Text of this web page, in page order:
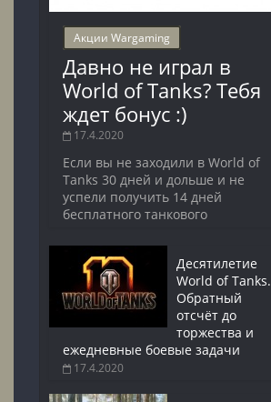
Акции Wargaming
Давно не играл в
World of Tanks? Тебя
ждет бонус :)
17.4.2020
Если вы не заходили в World of
Tanks 30 дней и дольше и не
успели получить 14 дней
бесплатного танкового
Десятилетие
World of Tanks.
Обратный
отсчёт до
торжества и
ежедневные боевые задачи
17.4.2020